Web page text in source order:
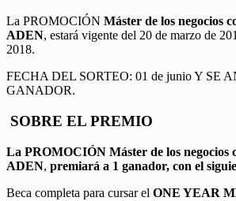
La PROMOCIÓN Máster de los negocios
ADEN, estará vigente del 20 de marzo de
2018.
FECHA DEL SORTEO: 01 de junio Y SE
GANADOR.
SOBRE EL PREMIO
La PROMOCIÓN Máster de los
ADEN, premiará a 1 ganador, con el
Beca completa para cursar el ONE YEAR